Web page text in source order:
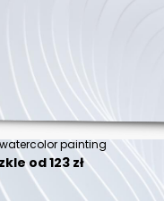
painting
od 123 zł